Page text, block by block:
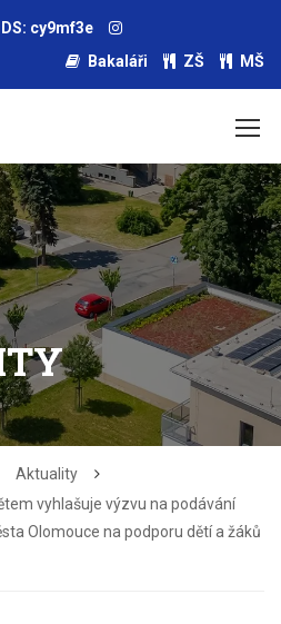
DS: cy9mf3e
Bakaláři
ZŠ MŠ
Aktuality
vyhlašuje výzvu na podávání
Olomouce na podporu dětí a žáků